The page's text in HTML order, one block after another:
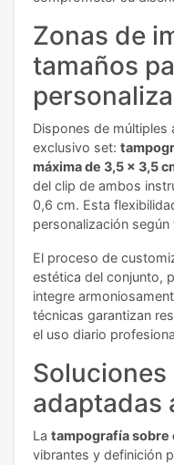
Zonas de
tamaños
Dispones de múltiples
exclusivo set:
máxima de 3,5 x 3,5
del clip de ambos
0,6 cm. Esta
personalización
El proceso de
estética del conjunto,
integre
técnicas garantizan
el uso diario
adaptadas
La tampografía sobre
vibrantes y definición